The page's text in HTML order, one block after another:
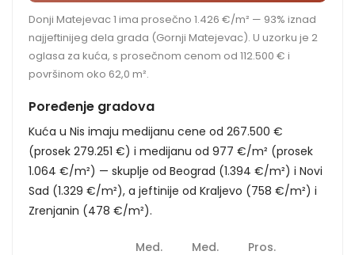
Donji Matejevac 1 ima prosečno 1.426 €/m² — 93% iznad
najjeftinijeg dela grada (Gornji Matejevac). U uzorku je 2
oglasa za kuća, s prosečnom cenom od 112.500 € i
površinom oko 62,0 m².
Poređenje gradova
Kuća u Nis imaju medijanu cene od 267.500 €
(prosek 279.251 €) i medijanu od 977 €/m² (prosek
1.064 €/m²) — skuplje od Beograd (1.394 €/m²) i Novi
Sad (1.329 €/m²), a jeftinije od Kraljevo (758 €/m²) i
Zrenjanin (478 €/m²).
Med. Med. Pros.